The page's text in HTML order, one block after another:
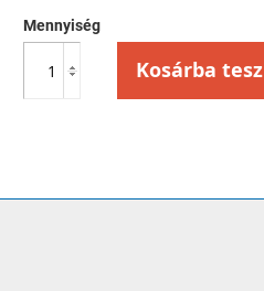
Mennyiség
Kosárba tesz